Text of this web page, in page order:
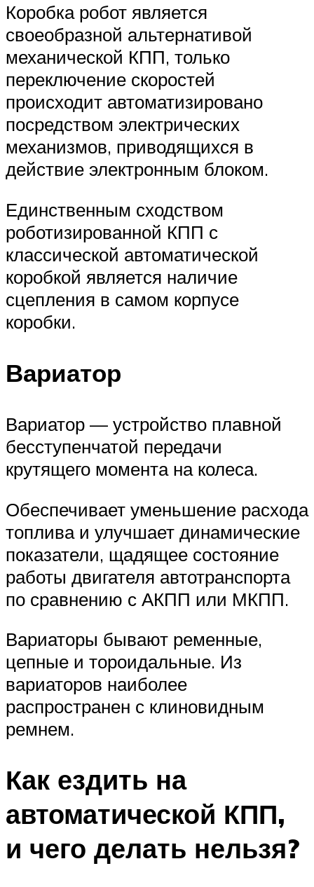
Коробка робот является
своеобразной альтернативой
механической КПП, только
переключение скоростей
происходит автоматизировано
посредством электрических
механизмов, приводящихся в
действие электронным блоком.
Единственным сходством
роботизированной КПП с
классической автоматической
коробкой является наличие
сцепления в самом корпусе
коробки.
Вариатор
Вариатор — устройство плавной
бесступенчатой передачи
крутящего момента на колеса.
Обеспечивает уменьшение расхода
топлива и улучшает динамические
показатели, щадящее состояние
работы двигателя автотранспорта
по сравнению с АКПП или МКПП.
Вариаторы бывают ременные,
цепные и тороидальные. Из
вариаторов наиболее
распространен с клиновидным
ремнем.
Как ездить на
автоматической КПП,
и чего делать нельзя?